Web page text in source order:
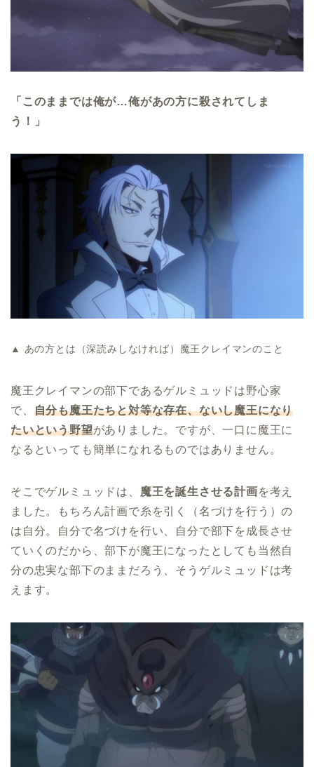
「このままでは俺が…俺があの方に殺されてしま
う！」
▲ あの方とは（深読みしなければ）魔王クレイマンのこと
魔王クレイマンの部下であるゲルミュッドは野心家
で、 自分も魔王たちと対等な存在、ないし魔王になり
たいという野望がありました。ですが、一口に魔王に
なるといっても簡単になれるものではありません。
そこでゲルミュッドは、 魔王を誕生させる計画を考え
ました。もちろん計画で糸を引く（名づけを行う）の
は自分。自分で名づけを行い、自分で部下を成長させ
ていくのだから、部下が魔王になったとしても当然自
分の忠実な部下のままだろう、そうゲルミュッドは考
えます。